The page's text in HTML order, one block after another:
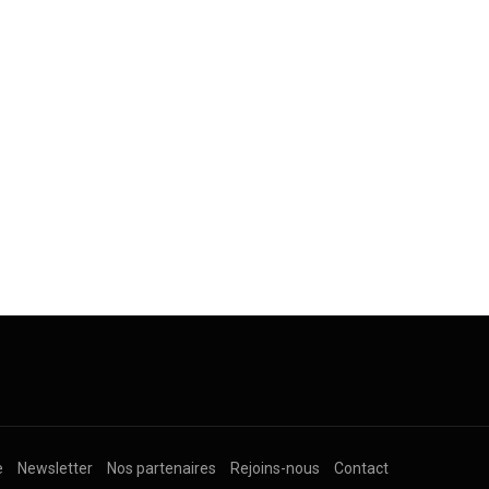
Newsletter Nos partenaires Rejoins-nous Contact